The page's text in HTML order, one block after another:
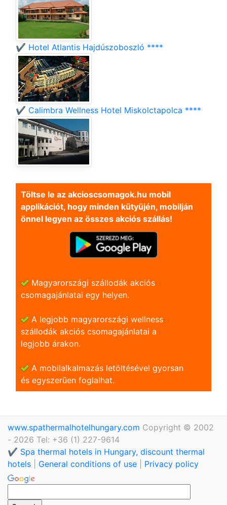
✔️ Hotel Atlantis Hajdúszoboszló ****
✔️ Calimbra Wellness Hotel Miskolctapolca ****
Töltse le az akcioscsomagok.hu mobil
applikációt, hogy minden kütyüjén, mobilján
önnel legyen az összes akciós szállás!
Magyarországi szállodák akciós
csomagajánlatai egy helyen.
A legjobb magyarországi wellness
szállodák akciós csomagajánlatai a
legjobb árakon.
A mobilalkalmazás letöltésével gyorsan
és egyszerũen foglalhat.
www.spathermalhotelhungary.com Copyright © 2002
- 2026 Tel: +36 (1) 227-9614
✔️ Spa thermal hotels in Hungary, discount thermal
hotels
General conditions of use Privacy policy